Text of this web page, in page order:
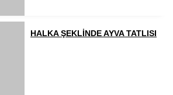
HALKA ŞEKLİNDE AYVA TATLISI